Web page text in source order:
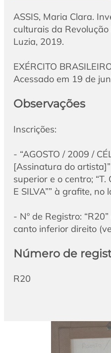
ASSIS, Maria Clara.
culturais da
Luzia, 2019.
EXÉRCITO
Acessado em 19 de
Observações
Inscrições:
- “AGOSTO / 2009 /
[Assinatura do
superior e o centro; “T.
E SILVA”” à grafite, no
- Nº de Registro:
canto inferior direito
Número de
R20